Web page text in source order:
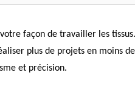
façon de travailler les
plus de projets en moins
et précision.